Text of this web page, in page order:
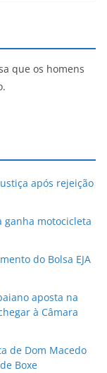
que os homens
após rejeição
ganha motocicleta
do Bolsa EJA
aposta na
à Câmara
de Dom Macedo
Boxe